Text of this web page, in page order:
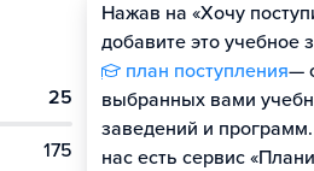
25
175
Нажав на «Хочу
добавите это учебное
план поступления—
выбранных вами
заведений и
нас есть сервис
Оценить
Гайд по